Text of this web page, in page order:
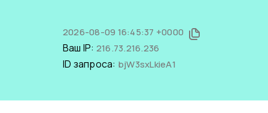
2026-08-09 16:45:37 +0000
Ваш IP: 216.73.216.236
ID запроса: bjW3sxLkieA1